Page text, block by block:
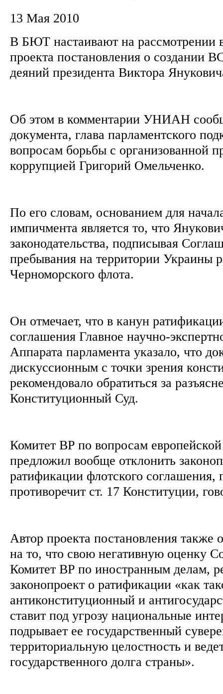
13 Мая 2010
В БЮТ настаивают на рассмотрении
проекта постановления о создании
деяний президента Виктора
Об этом в комментарии УНИАН
документа, глава парламентского
вопросам борьбы с организованной
коррупцией Григорий Омельченко.
По его словам, основанием для
импичмента является то, что
законодательства, подписывая
пребывания на территории Украины
Черноморского флота.
Он отмечает, что в канун
соглашения Главное научно-
Аппарата парламента указало, что
дискуссионным с точки зрения
рекомендовало обратиться за
Конституционный Суд.
Комитет ВР по вопросам
предложил вообще отклонить
ратификации флотского соглашения,
противоречит ст. 17 Конституции,
Автор проекта постановления также
на то, что свою негативную оценку
Комитет ВР по иностранным делам,
законопроект о ратификации «как
антиконституционный и
ставит под угрозу национальные
подрывает ее государственный
территориальную целостность и
государственного долга страны».